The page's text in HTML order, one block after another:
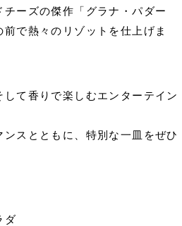
ーズの傑作「グラナ・パダー
で熱々のリゾットを仕上げま
て香りで楽しむエンターテイン
スとともに、特別な一皿をぜひ
ダ